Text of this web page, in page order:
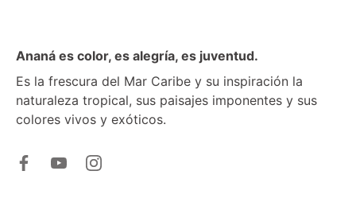
Ananá es color, es alegría, es juventud.
Es la frescura del Mar Caribe y su inspiración la
naturaleza tropical, sus paisajes imponentes y sus
colores vivos y exóticos.